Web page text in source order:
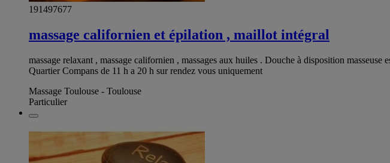
191497677
massage californien et épilation , maillot intégral
massage relaxant , massage californien , massages aux huiles . Douche à disposition
Quartier Compans de 11 h a 20 h sur rendez vous uniquement
Massage Toulouse - Toulouse
Particulier